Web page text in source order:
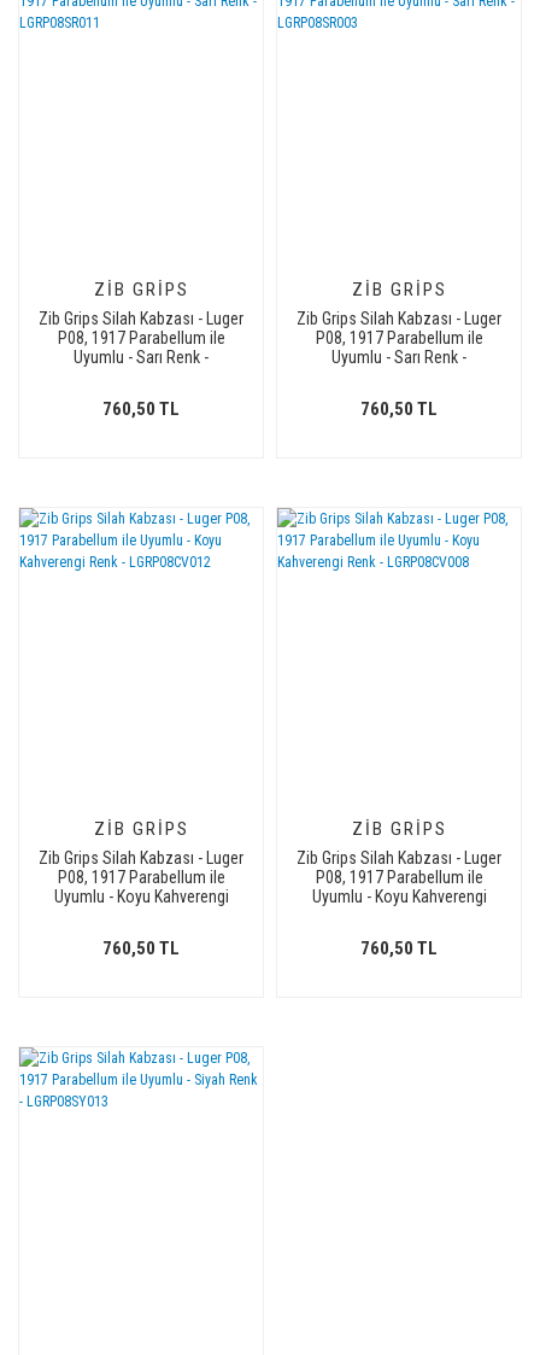
ZIB GRIPS
Zib Grips Silah Kabzası - Luger
P08, 1917 Parabellum ile
Uyumlu - Sarı Renk -
760,50 TL
ZIB GRIPS
Zib Grips Silah Kabzası - Luger
P08, 1917 Parabellum ile
Uyumlu - Sarı Renk -
760,50 TL
ZIB GRIPS
Zib Grips Silah Kabzası - Luger
P08, 1917 Parabellum ile
Uyumlu - Koyu Kahverengi
760,50 TL
ZIB GRIPS
Zib Grips Silah Kabzası - Luger
P08, 1917 Parabellum ile
Uyumlu - Koyu Kahverengi
760,50 TL